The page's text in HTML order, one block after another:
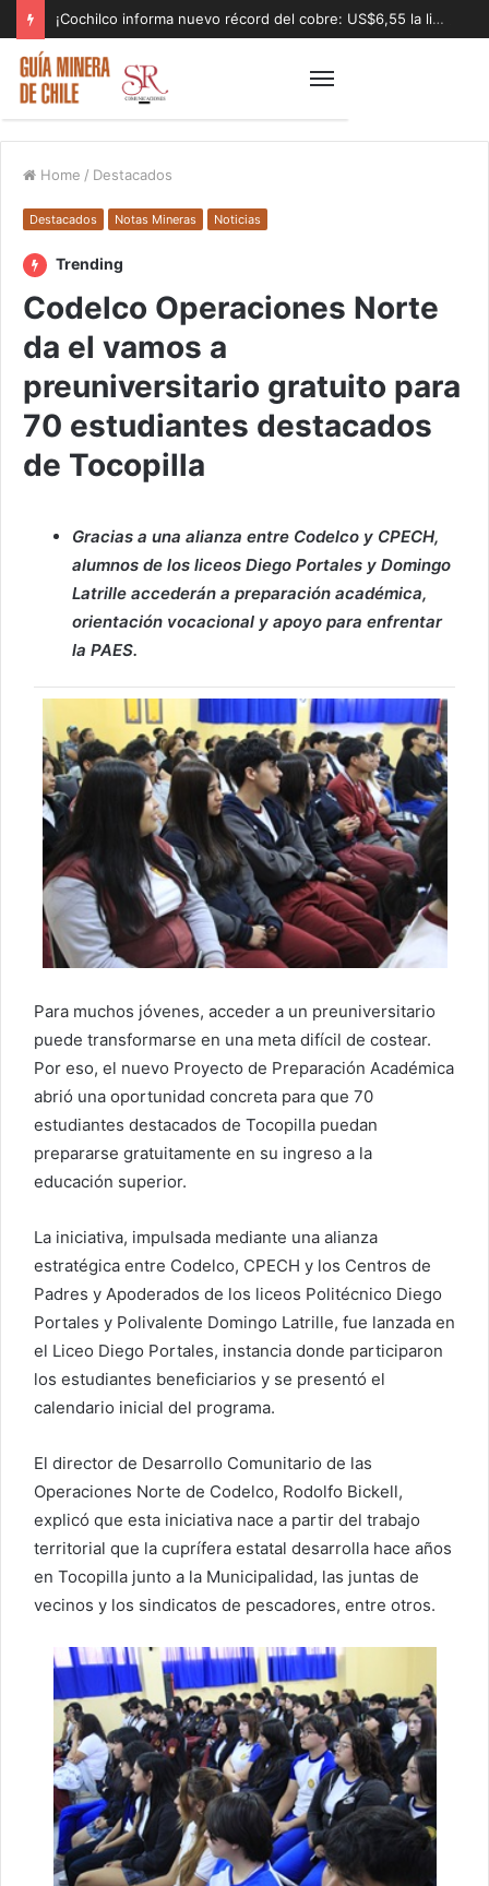
¡Cochilco informa nuevo récord del cobre: US$6,55 la libra!
Home / Destacados
Destacados Notas Mineras Noticias
Trending
Codelco Operaciones Norte
da el vamos a
preuniversitario gratuito para
70 estudiantes destacados
de Tocopilla
Gracias a una alianza entre Codelco y CPECH,
alumnos de los liceos Diego Portales y Domingo
Latrille accederán a preparación académica,
orientación vocacional y apoyo para enfrentar
la PAES.
Para muchos jóvenes, acceder a un preuniversitario
puede transformarse en una meta difícil de costear.
Por eso, el nuevo Proyecto de Preparación Académica
abrió una oportunidad concreta para que 70
estudiantes destacados de Tocopilla puedan
prepararse gratuitamente en su ingreso a la
educación superior.
La iniciativa, impulsada mediante una alianza
estratégica entre Codelco, CPECH y los Centros de
Padres y Apoderados de los liceos Politécnico Diego
Portales y Polivalente Domingo Latrille, fue lanzada en
el Liceo Diego Portales, instancia donde participaron
los estudiantes beneficiarios y se presentó el
calendario inicial del programa.
El director de Desarrollo Comunitario de las
Operaciones Norte de Codelco, Rodolfo Bickell,
explicó que esta iniciativa nace a partir del trabajo
territorial que la cuprífera estatal desarrolla hace años
en Tocopilla junto a la Municipalidad, las juntas de
vecinos y los sindicatos de pescadores, entre otros.